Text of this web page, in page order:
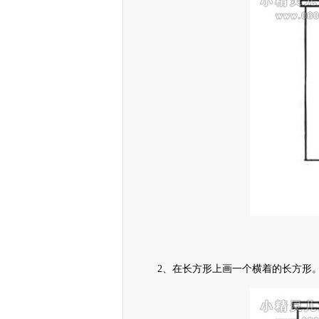
2、在长方形上画一个横着的长方形